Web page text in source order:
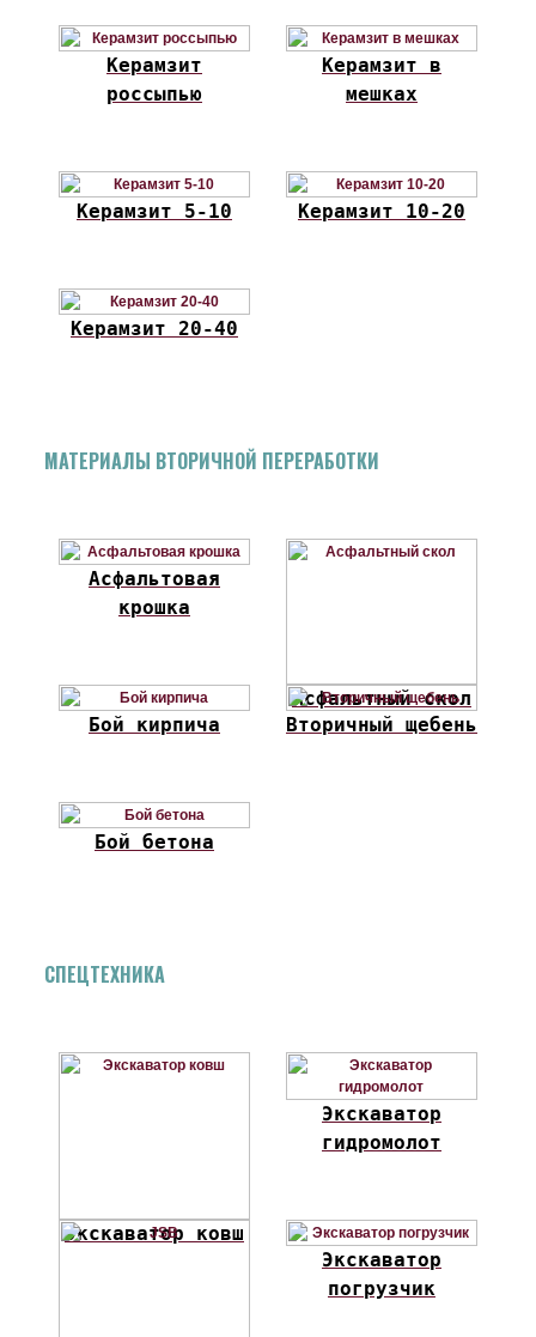
Керамзит
россыпью
Керамзит в
мешках
Керамзит 5-10 Керамзит 10-20
Керамзит 20-40
МАТЕРИАЛЫ ВТОРИЧНОЙ ПЕРЕРАБОТКИ
Асфальтовая
крошка
Асфальтный скол
Бой кирпича
Вторичный щебень
Бой бетона
СПЕЦТЕХНИКА
Экскаватор ковш
Экскаватор
гидромолот
Экскаватор
погрузчик